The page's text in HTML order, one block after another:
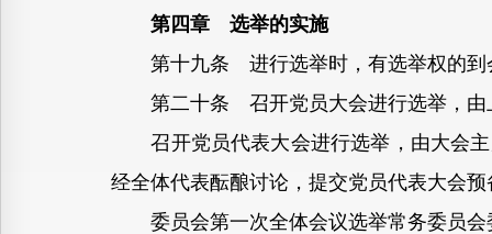
第四章 选举的实施
第十九条 进行选举时，有选举权的到
第二十条 召开党员大会进行选举，由上
召开党员代表大会进行选举，由大会主
经全体代表酝酿讨论，提交党员代表大会
委员会第一次全体会议选举常务委员会